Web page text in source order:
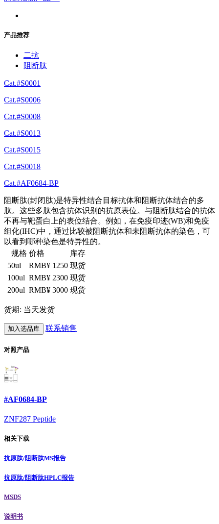
产品推荐
二抗
阻断肽
Cat.#S0001
Cat.#S0006
Cat.#S0008
Cat.#S0013
Cat.#S0015
Cat.#S0018
Cat.#AF0684-BP
阻断肽(封闭肽)是特异性结合目标抗体和阻断抗体结合的多
肽。这些多肽包含抗体识别的抗原表位。与阻断肽结合的抗体
不再与靶蛋白上的表位结合。例如，在免疫印迹(WB)和免疫
组化(IHC)中，通过比较被阻断抗体和未阻断抗体的染色，可
以看到哪种染色是特异性的。
规格 价格
库存
50ul
RMB¥ 1250 现货
100ul RMB¥ 2300 现货
200ul RMB¥ 3000 现货
货期: 当天发货
加入选品库 联系销售
对照产品
#AF0684-BP
ZNF287 Peptide
相关下载
抗原肽/阻断肽MS报告
抗原肽/阻断肽HPLC报告
MSDS
说明书